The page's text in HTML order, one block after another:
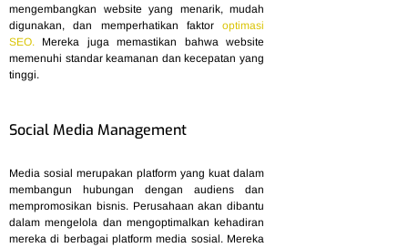
mengembangkan website yang menarik, mudah
digunakan, dan memperhatikan faktoroptimasi
SEO. Mereka juga memastikan bahwa website
memenuhi standar keamanan dan kecepatan yang
tinggi.
Social Media Management
Media sosial merupakan platform yang kuat dalam
membangun hubungan dengan audiens dan
mempromosikan bisnis. Perusahaan akan dibantu
dalam mengelola dan mengoptimalkan kehadiran
mereka di berbagai platform media sosial. Mereka